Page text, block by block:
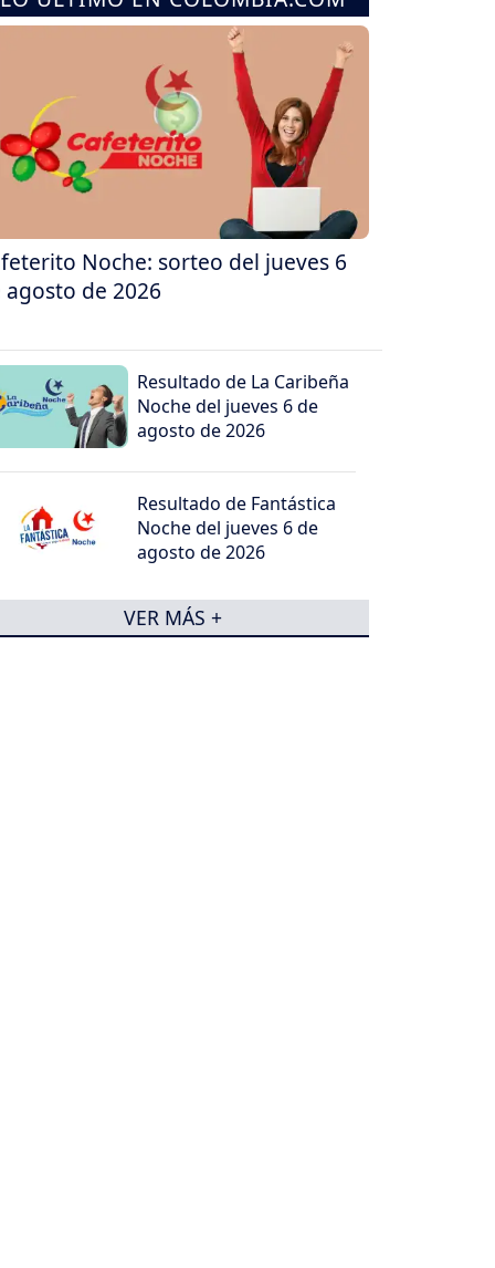
Noche: sorteo del jueves 6
agosto de 2026
Resultado de La Caribeña
Noche del jueves 6 de
agosto de 2026
Resultado de Fantástica
Noche del jueves 6 de
agosto de 2026
VER MÁS +